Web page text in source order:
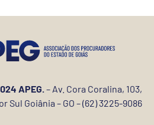
APEG.– Av. Cora Coralina, 103,
Sul Goiânia – GO – (62) 3225-9086